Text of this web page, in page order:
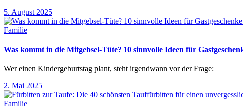
5. August 2025
Familie
Was kommt in die Mitgebsel-Tüte? 10 sinnvolle Ideen für
Wer einen Kindergeburtstag plant, steht irgendwann vor der Frage:
2. Mai 2025
Familie